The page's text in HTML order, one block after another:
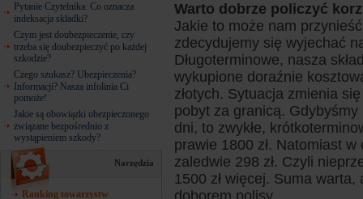
Pytanie Czytelnika: Co oznacza
indeksacja składki?
Czym jest doubezpieczenie, czy
trzeba się doubezpieczyć po każdej
szkodzie?
Czego szukasz? Ubezpieczenia?
Informacji? Nasza infolinia Ci
pomoże!
Jakie są obowiązki ubezpieczonego
związane bezpośrednio z
wystąpieniem szkody?
Narzędzia
Ranking towarzystw
Warto dobrze policzyć
Jakie to może nam
zdecydujemy się wyjechać
Długoterminowe, nasza
wykupione doraźnie
złotych. Sytuacja zmienia
pobyt za granicą.
dni, to zwykłe,
prawie 1800 zł. Natomiast
zaledwie 298 zł. Czyli
1500 zł więcej. Suma
doborem polisy.